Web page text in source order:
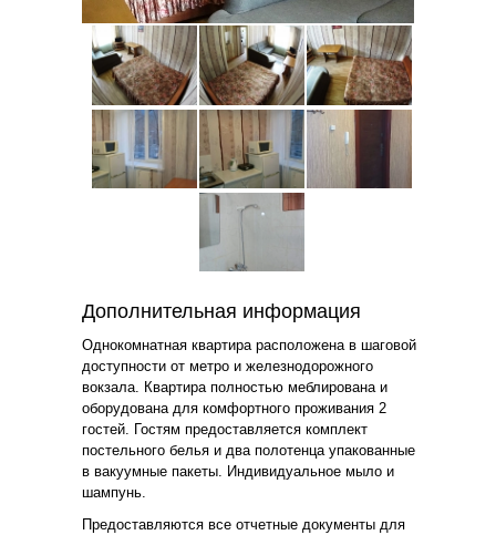
Дополнительная информация
Однокомнатная квартира расположена в шаговой
доступности от метро и железнодорожного
вокзала. Квартира полностью меблирована и
оборудована для комфортного проживания 2
гостей. Гостям предоставляется комплект
постельного белья и два полотенца упакованные
в вакуумные пакеты. Индивидуальное мыло и
шампунь.
Предоставляются все отчетные документы для